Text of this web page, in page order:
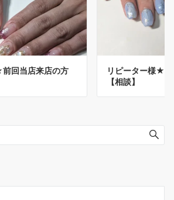
回当店来店の方
リピーター様★
【相談】